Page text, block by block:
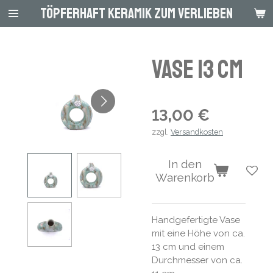
Zum
Hauptinhalt
Töpferhaft Keramik zum Verlieben
Vase 13 cm
13,00 €
zzgl. Versandkosten
In den
Warenkorb
Handgefertigte Vase
mit eine Höhe von ca.
13 cm und einem
Durchmesser von ca.